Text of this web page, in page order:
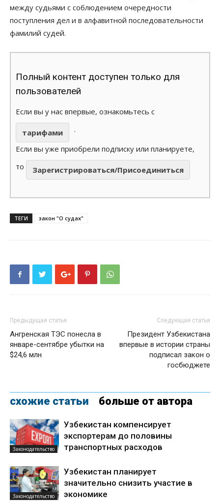
между судьями с соблюдением очередности
поступления дел и в алфавитной последовательности
фамилий судей.
Полный контент доступен только для
пользователей
Если вы у нас впервые, ознакомьтесь с
тарифами
.
Если вы уже приобрели подписку или планируете,
то
Зарегистрироваться/Присоединиться
ТЕГИ закон "О судах"
Предыдущая статья
Ангренская ТЭС понесла в
январе-сентябре убытки на
$24,6 млн
Следующая статья
Президент Узбекистана
впервые в истории страны
подписал закон о
госбюджете
схожие статьи больше от автора
Законодательство
Узбекистан компенсирует
экспортерам до половины
транспортных расходов
Законодательство
Узбекистан планирует
значительно снизить участие в
экономике